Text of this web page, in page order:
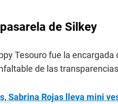
de Silkey
Tesouro fue la
de las
Sabrina Rojas lleva mini